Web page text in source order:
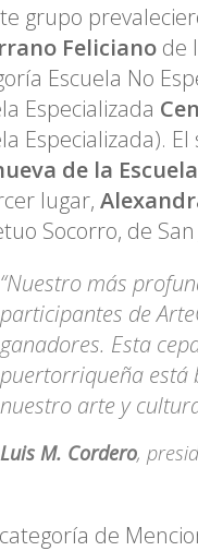
grupo
Feliciano de
Escuela No
Especializada
Especializada).
de la
lugar,
Socorro, de San
“Nuestro más
participantes de
ganadores. Esta
puertorriqueña está
nuestro arte y
Luis M. Cordero,
de